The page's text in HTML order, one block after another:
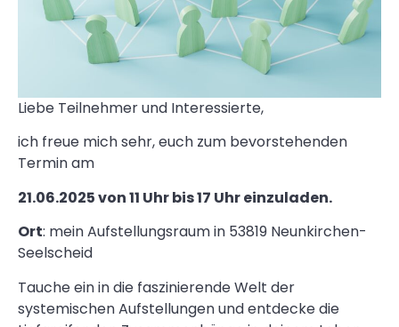
Liebe Teilnehmer und Interessierte,
ich freue mich sehr, euch zum bevorstehenden
Termin am
21.06.2025 von 11 Uhr bis 17 Uhr einzuladen.
Ort: mein Aufstellungsraum in 53819 Neunkirchen-
Seelscheid
Tauche ein in die faszinierende Welt der
systemischen Aufstellungen und entdecke die